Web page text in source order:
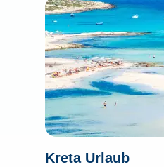
Kreta Urlaub